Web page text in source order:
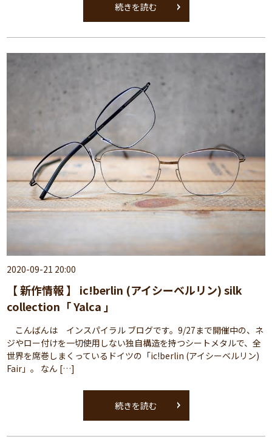
続きを読む
2020-09-21 20:00
【 新作情報 】 ic!berlin (アイシーベルリン) silk
collection「 Yalca 」
こんばんは インスパイラル ブログです。9/27まで開催中の、ネ
ジやロー付けを一切使用しない独自構造を持つシートメタルで、全
世界を席巻しまくっているドイツの「ic!berlin (アイシーベルリン)
Fair」。 なん […]
続きを読む